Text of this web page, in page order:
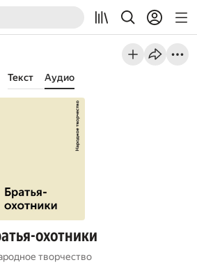
Текст Аудио
охотники
творчество